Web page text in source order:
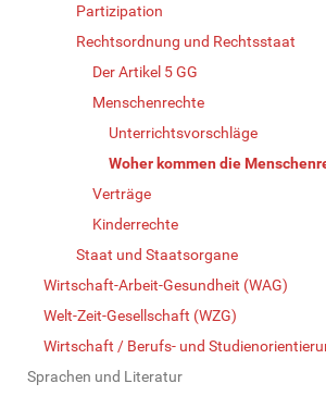
Partizipation
Rechtsordnung und Rechtsstaat
Der Artikel 5 GG
Menschenrechte
Unterrichtsvorschläge
Woher kommen die
Verträge
Kinderrechte
Staat und Staatsorgane
Wirtschaft-Arbeit-Gesundheit (WAG)
Welt-Zeit-Gesellschaft (WZG)
Wirtschaft / Berufs- und
Sprachen und Literatur